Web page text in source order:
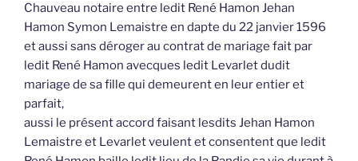
Chauveau notaire entre ledit René Hamon Jehan
Hamon Symon Lemaistre en dapte du 22 janvier 1596
et aussi sans déroger au contrat de mariage fait par
ledit René Hamon avecques ledit Levarlet dudit
mariage de sa fille qui demeurent en leur entier et
parfait,
aussi le présent accord faisant lesdits Jehan Hamon
Lemaistre et Levarlet veulent et consentent que ledit